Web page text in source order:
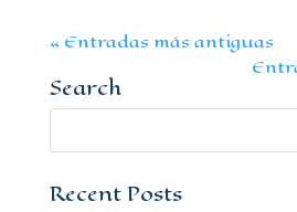
« Entradas más antiguas
Search
Recent Posts